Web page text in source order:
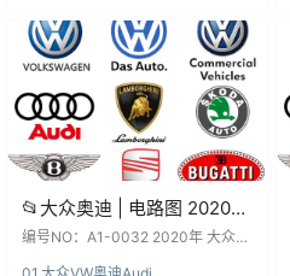
免费提供！ 本套资源：本站SVIP和
VIP都能下载自学钻研, 资源种类繁
多, 自行研究！更新不断, 勤…
📂大众奥迪 | 电路图 2020年
大众奥迪原厂电路图离线
编号NO：A1-0032 2020年 大众奥